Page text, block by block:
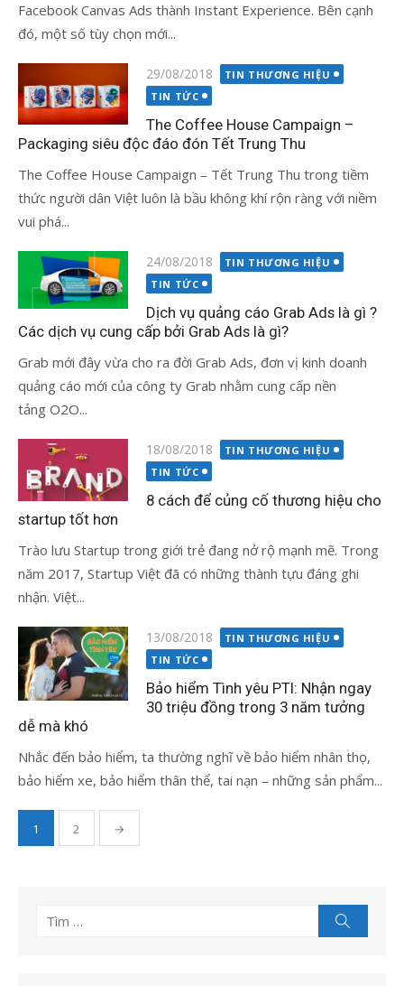
Facebook Canvas Ads thành Instant Experience. Bên cạnh
đó, một số tùy chọn mới...
Đăng
vào
29/08/2018
TIN THƯƠNG HIỆU
TIN TỨC
The Coffee House Campaign –
Packaging siêu độc đáo đón Tết Trung Thu
The Coffee House Campaign – Tết Trung Thu trong tiềm
thức người dân Việt luôn là bầu không khí rộn ràng với niềm
vui phá...
Đăng
vào
24/08/2018
TIN THƯƠNG HIỆU
TIN TỨC
Dịch vụ quảng cáo Grab Ads là gì ?
Các dịch vụ cung cấp bởi Grab Ads là gì?
Grab mới đây vừa cho ra đời Grab Ads, đơn vị kinh doanh
quảng cáo mới của công ty Grab nhằm cung cấp nền
tảng O2O...
Đăng
vào
18/08/2018
TIN THƯƠNG HIỆU
TIN TỨC
8 cách để củng cố thương hiệu cho
startup tốt hơn
Trào lưu Startup trong giới trẻ đang nở rộ mạnh mẽ. Trong
năm 2017, Startup Việt đã có những thành tựu đáng ghi
nhận. Việt...
Đăng
vào
13/08/2018
TIN THƯƠNG HIỆU
TIN TỨC
Bảo hiểm Tình yêu PTI: Nhận ngay
30 triệu đồng trong 3 năm tưởng
dễ mà khó
Nhắc đến bảo hiểm, ta thường nghĩ về bảo hiểm nhân thọ,
bảo hiểm xe, bảo hiểm thân thể, tai nạn – những sản phẩm...
Phân
trang
1 2 →
Tìm
kiếm